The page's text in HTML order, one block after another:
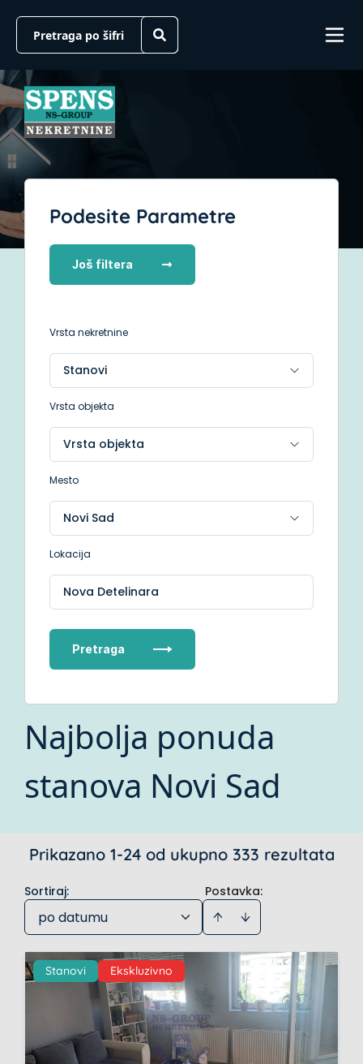
Podesite Parametre
Još filtera
Vrsta nekretnine
Vrsta objekta
Mesto
Lokacija
Nova Detelinara
Pretraga
Najbolja ponuda
stanova Novi Sad
Prikazano 1-24 od ukupno 333 rezultata
Postavka:
Sortiraj:
po datumu
Stanovi Ekskluzivno